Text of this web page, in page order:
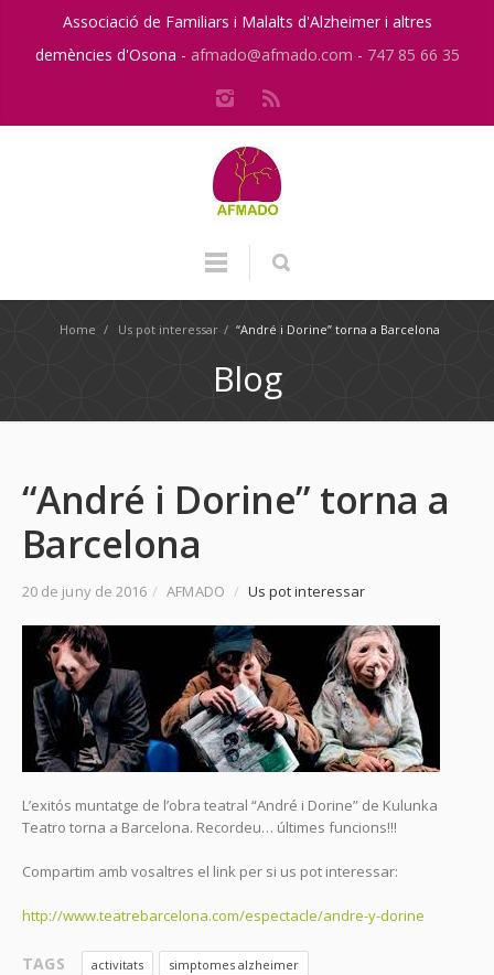
Associació de Familiars i Malalts d'Alzheimer i altres
demències d'Osona - afmado@afmado.com - 747 85 66 35
Home / Us pot interessar / “André i Dorine” torna a Barcelona
Blog
“André i Dorine” torna a
Barcelona
20 de juny de 2016 / AFMADO / Us pot interessar
L’exitós muntatge de l’obra teatral “André i Dorine” de Kulunka
Teatro torna a Barcelona. Recordeu… últimes funcions!!!
Compartim amb vosaltres el link per si us pot interessar:
http://www.teatrebarcelona.com/espectacle/andre-y-dorine
TAGS activitats simptomes alzheimer